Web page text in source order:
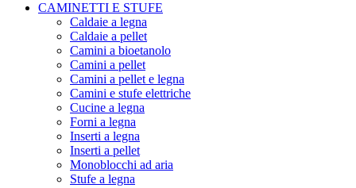
CAMINETTI E STUFE
Caldaie a legna
Caldaie a pellet
Camini a bioetanolo
Camini a pellet
Camini a pellet e legna
Camini e stufe elettriche
Cucine a legna
Forni a legna
Inserti a legna
Inserti a pellet
Monoblocchi ad aria
Stufe a legna